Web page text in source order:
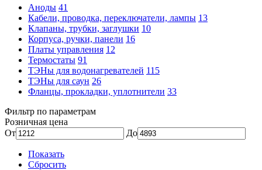
Аноды 41
Кабели, проводка, переключатели, лампы 13
Клапаны, трубки, заглушки 10
Корпуса, ручки, панели 16
Платы управления 12
Термостаты 91
ТЭНы для водонагревателей 115
ТЭНы для саун 26
Фланцы, прокладки, уплотнители 33
Фильтр по параметрам
Розничная цена
От
До
Показать
Сбросить